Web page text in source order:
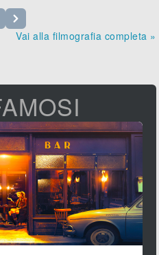
Vai alla filmografia completa »